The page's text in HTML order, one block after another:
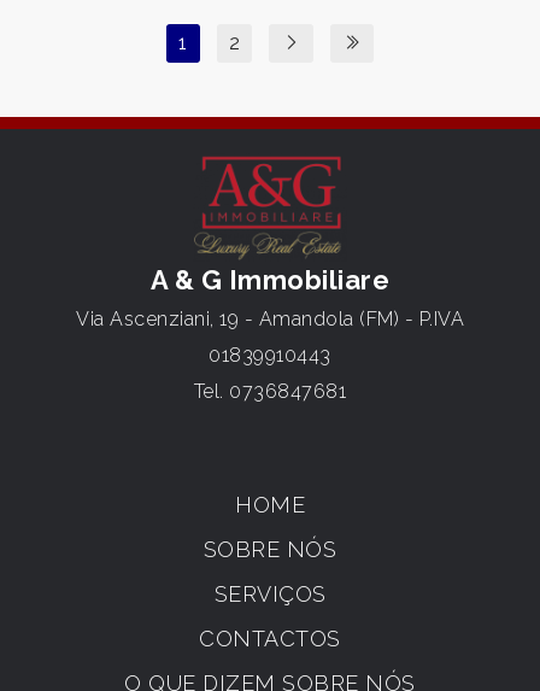
1 2
A & G Immobiliare
Via Ascenziani, 19 - Amandola (FM) - P.IVA
01839910443
Tel. 0736847681
HOME
SOBRE NÓS
SERVIÇOS
CONTACTOS
O QUE DIZEM SOBRE NÓS